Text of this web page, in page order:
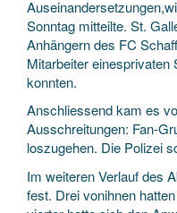
Sonntag mitteilte. St.
Anhängern des FC
Mitarbeiter
konnten.
Anschliessend kam es
Ausschreitungen: Fan-
loszugehen. Die Polizei
Im weiteren Verlauf des
fest. Drei vonihnen